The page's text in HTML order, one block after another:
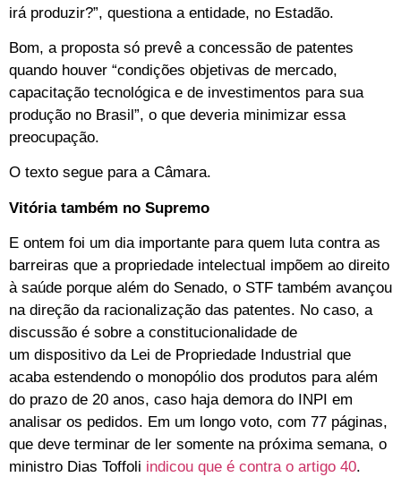
irá produzir?”, questiona a entidade, no Estadão.
Bom, a proposta só prevê a concessão de patentes
quando houver “condições objetivas de mercado,
capacitação tecnológica e de investimentos para sua
produção no Brasil”, o que deveria minimizar essa
preocupação.
O texto segue para a Câmara.
Vitória também no Supremo
E ontem foi um dia importante para quem luta contra as
barreiras que a propriedade intelectual impõem ao direito
à saúde porque além do Senado, o STF também avançou
na direção da racionalização das patentes. No caso, a
discussão é sobre a constitucionalidade de
um dispositivo da Lei de Propriedade Industrial que
acaba estendendo o monopólio dos produtos para além
do prazo de 20 anos, caso haja demora do INPI em
analisar os pedidos. Em um longo voto, com 77 páginas,
que deve terminar de ler somente na próxima semana, o
ministro Dias Toffoli indicou que é contra o artigo 40.